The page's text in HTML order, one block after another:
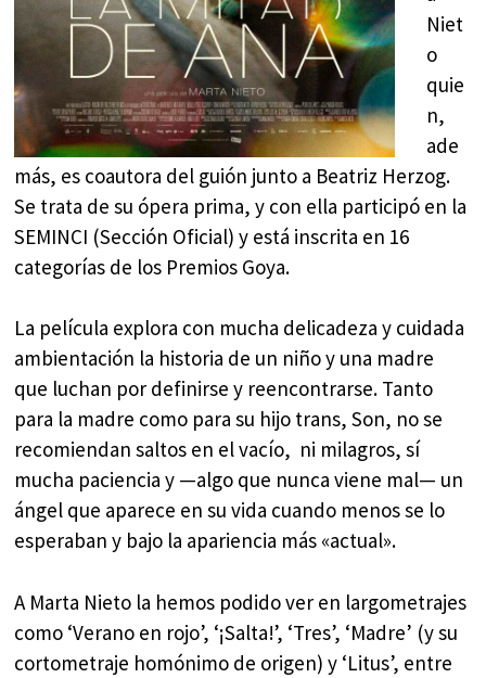
Niet
o
quie
n,
ade
más, es coautora del guión junto a Beatriz Herzog.
Se trata de su ópera prima, y con ella participó en la
SEMINCI (Sección Oficial) y está inscrita en 16
categorías de los Premios Goya.
La película explora con mucha delicadeza y cuidada
ambientación la historia de un niño y una madre
que luchan por definirse y reencontrarse. Tanto
para la madre como para su hijo trans, Son, no se
recomiendan saltos en el vacío, ni milagros, sí
mucha paciencia y —algo que nunca viene mal— un
ángel que aparece en su vida cuando menos se lo
esperaban y bajo la apariencia más «actual».
A Marta Nieto la hemos podido ver en largometrajes
como ‘Verano en rojo’, ‘¡Salta!’, ‘Tres’, ‘Madre’ (y su
cortometraje homónimo de origen) y ‘Litus’, entre